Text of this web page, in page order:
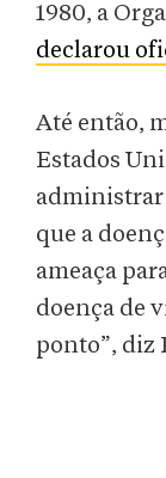
1980, a
declarou
Até então,
Estados
administrar
que a
ameaça
doença de
ponto”, diz